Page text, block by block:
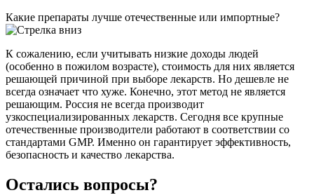
Какие препараты лучше отечественные или импортные?
К сожалению, если учитывать низкие доходы людей
(особенно в пожилом возрасте), стоимость для них является
решающей причиной при выборе лекарств. Но дешевле не
всегда означает что хуже. Конечно, этот метод не является
решающим. Россия не всегда производит
узкоспециализированных лекарств. Сегодня все крупные
отечественные производители работают в соответствии со
стандартами GMP. Именно он гарантирует эффективность,
безопасность и качество лекарства.
Остались вопросы?